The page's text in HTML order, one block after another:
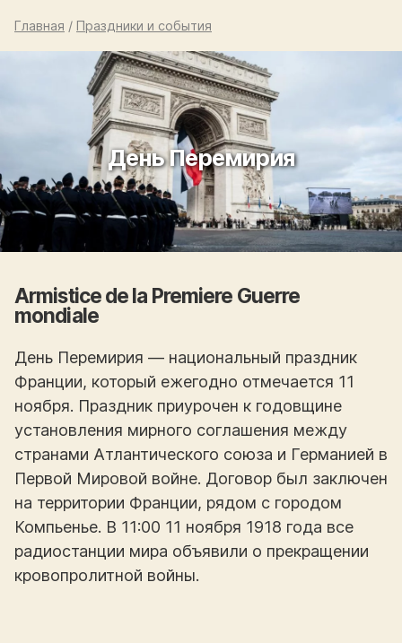
Главная / Праздники и события
День Перемирия
Armistice de la Premiere Guerre
mondiale
День Перемирия — национальный праздник
Франции, который ежегодно отмечается 11
ноября. Праздник приурочен к годовщине
установления мирного соглашения между
странами Атлантического союза и Германией в
Первой Мировой войне. Договор был заключен
на территории Франции, рядом с городом
Компьенье. В 11:00 11 ноября 1918 года все
радиостанции мира объявили о прекращении
кровопролитной войны.